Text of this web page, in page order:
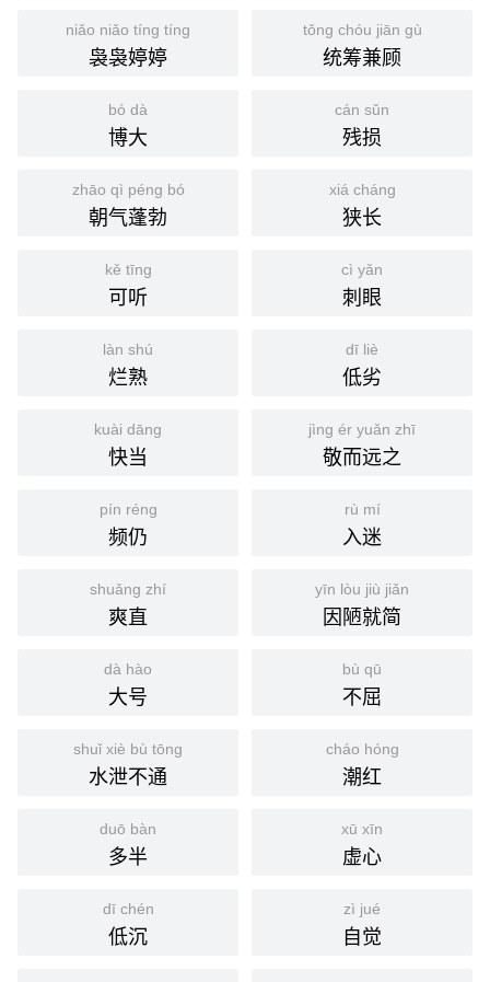
niǎo niǎo tíng tíng
袅袅婷婷
tǒng chóu jiān gù
统筹兼顾
bó dà
博大
cán sǔn
残损
zhāo qì péng bó
朝气蓬勃
xiá cháng
狭长
kě tīng
可听
cì yǎn
刺眼
làn shú
烂熟
dī liè
低劣
kuài dāng
快当
jìng ér yuǎn zhī
敬而远之
pín réng
频仍
rù mí
入迷
shuǎng zhí
爽直
yīn lòu jiù jiǎn
因陋就简
dà hào
大号
bù qū
不屈
shuǐ xiè bù tōng
水泄不通
cháo hóng
潮红
duō bàn
多半
xū xīn
虚心
dī chén
低沉
zì jué
自觉